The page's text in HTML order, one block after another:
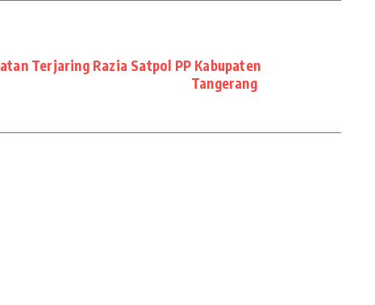
Terjaring Razia Satpol PP Kabupaten
Tangerang